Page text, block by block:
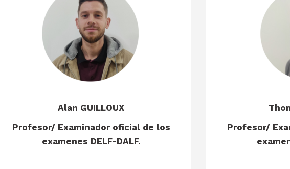
Alan GUILLOUX
Profesor/ Examinador oficial de los
examenes DELF-DALF.
Profesor/